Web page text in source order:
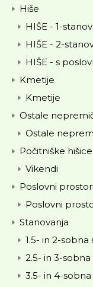
Hiše
HIŠE - 1-
HIŠE - 2-
HIŠE - s
Kmetije
Kmetije
Ostale
Ostale
Počitniške hišice
Vikendi
Poslovni prostori
Poslovni
Stanovanja
1.5- in 2-sobna
2.5- in 3-
3.5- in 4-